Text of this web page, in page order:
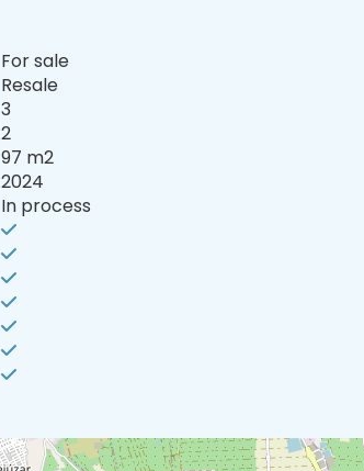
For sale
Resale
3
2
97 m2
2024
In process